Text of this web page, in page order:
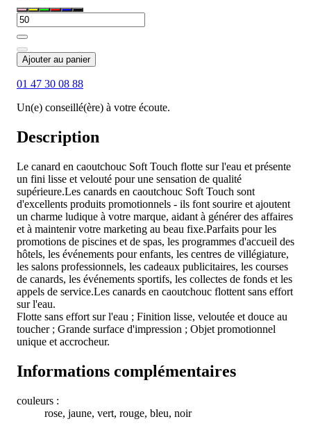
Ajouter au panier
01 47 30 08 88
Un(e) conseillé(ère) à votre écoute.
Description
Le canard en caoutchouc Soft Touch flotte sur l'eau et présente
un fini lisse et velouté pour une sensation de qualité
supérieure.Les canards en caoutchouc Soft Touch sont
d'excellents produits promotionnels - ils font sourire et ajoutent
un charme ludique à votre marque, aidant à générer des affaires
et à maintenir votre marketing au beau fixe.Parfaits pour les
promotions de piscines et de spas, les programmes d'accueil des
hôtels, les événements pour enfants, les centres de villégiature,
les salons professionnels, les cadeaux publicitaires, les courses
de canards, les événements sportifs, les collectes de fonds et les
appels de service.Les canards en caoutchouc flottent sans effort
sur l'eau.
Flotte sans effort sur l'eau ; Finition lisse, veloutée et douce au
toucher ; Grande surface d'impression ; Objet promotionnel
unique et accrocheur.
Informations complémentaires
couleurs :
rose, jaune, vert, rouge, bleu, noir